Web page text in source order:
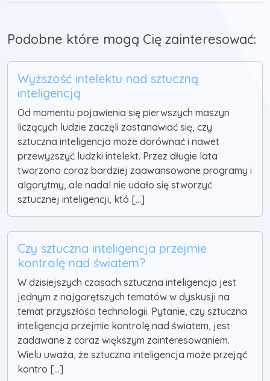
Podobne które mogą Cię zainteresować:
Wyższość intelektu nad sztuczną
inteligencją
Od momentu pojawienia się pierwszych maszyn
liczących ludzie zaczęli zastanawiać się, czy
sztuczna inteligencja może dorównać i nawet
przewyższyć ludzki intelekt. Przez długie lata
tworzono coraz bardziej zaawansowane programy i
algorytmy, ale nadal nie udało się stworzyć
sztucznej inteligencji, któ [...]
Czy sztuczna inteligencja przejmie
kontrolę nad światem?
W dzisiejszych czasach sztuczna inteligencja jest
jednym z najgorętszych tematów w dyskusji na
temat przyszłości technologii. Pytanie, czy sztuczna
inteligencja przejmie kontrolę nad światem, jest
zadawane z coraz większym zainteresowaniem.
Wielu uważa, że sztuczna inteligencja może przejąć
kontro [...]